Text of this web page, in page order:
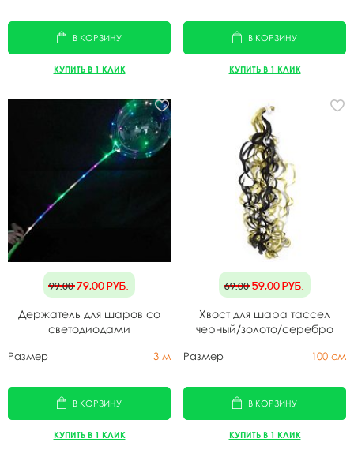
В КОРЗИНУ
КУПИТЬ В 1 КЛИК
В КОРЗИНУ
КУПИТЬ В 1 КЛИК
99,0079,00руб.
Держатель для шаров со
светодиодами
Размер 3 м
В КОРЗИНУ
КУПИТЬ В 1 КЛИК
69,0059,00руб.
Хвост для шара тассел
черный/золото/серебро
Размер 100 см
В КОРЗИНУ
КУПИТЬ В 1 КЛИК